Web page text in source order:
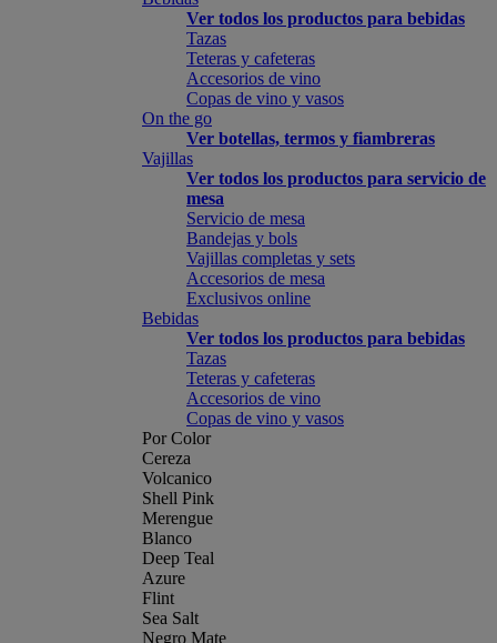
Ver todos los productos para bebidas
Tazas
Teteras y cafeteras
Accesorios de vino
Copas de vino y vasos
On the go
Ver botellas, termos y fiambreras
Vajillas
Ver todos los productos para servicio de
mesa
Servicio de mesa
Bandejas y bols
Vajillas completas y sets
Accesorios de mesa
Exclusivos online
Bebidas
Ver todos los productos para bebidas
Tazas
Teteras y cafeteras
Accesorios de vino
Copas de vino y vasos
Por Color
Cereza
Volcanico
Shell Pink
Merengue
Blanco
Deep Teal
Azure
Flint
Sea Salt
Negro Mate